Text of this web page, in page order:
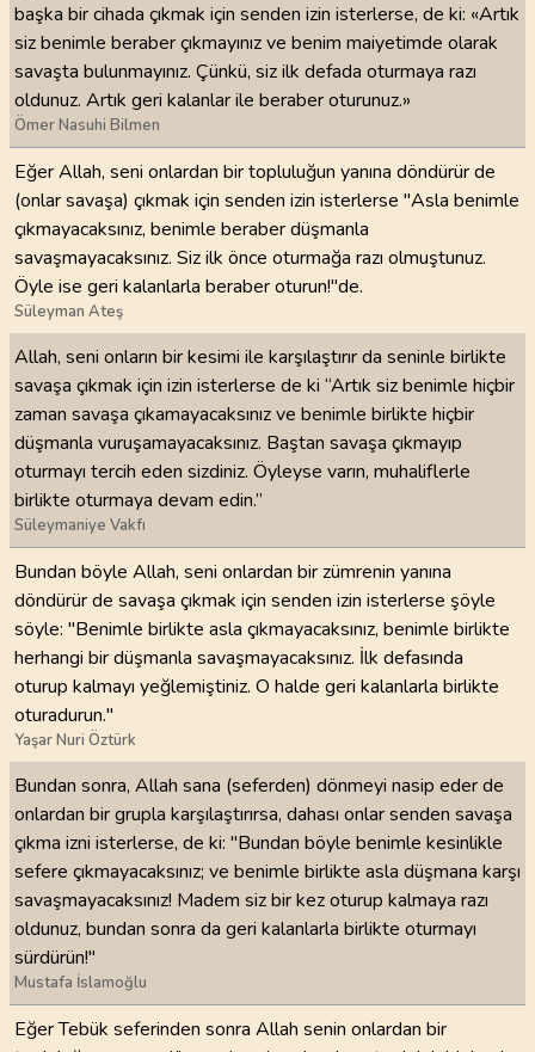
başka bir cihada çıkmak için senden izin isterlerse, de ki: «Artık
siz benimle beraber çıkmayınız ve benim maiyetimde olarak
savaşta bulunmayınız. Çünkü, siz ilk defada oturmaya razı
oldunuz. Artık geri kalanlar ile beraber oturunuz.»
Ömer Nasuhi Bilmen
Eğer Allah, seni onlardan bir topluluğun yanına döndürür de
(onlar savaşa) çıkmak için senden izin isterlerse "Asla benimle
çıkmayacaksınız, benimle beraber düşmanla
savaşmayacaksınız. Siz ilk önce oturmağa razı olmuştunuz.
Öyle ise geri kalanlarla beraber oturun!"de.
Süleyman Ateş
Allah, seni onların bir kesimi ile karşılaştırır da seninle birlikte
savaşa çıkmak için izin isterlerse de ki “Artık siz benimle hiçbir
zaman savaşa çıkamayacaksınız ve benimle birlikte hiçbir
düşmanla vuruşamayacaksınız. Baştan savaşa çıkmayıp
oturmayı tercih eden sizdiniz. Öyleyse varın, muhaliflerle
birlikte oturmaya devam edin.”
Süleymaniye Vakfı
Bundan böyle Allah, seni onlardan bir zümrenin yanına
döndürür de savaşa çıkmak için senden izin isterlerse şöyle
söyle: "Benimle birlikte asla çıkmayacaksınız, benimle birlikte
herhangi bir düşmanla savaşmayacaksınız. İlk defasında
oturup kalmayı yeğlemiştiniz. O halde geri kalanlarla birlikte
oturadurun."
Yaşar Nuri Öztürk
Bundan sonra, Allah sana (seferden) dönmeyi nasip eder de
onlardan bir grupla karşılaştırırsa, dahası onlar senden savaşa
çıkma izni isterlerse, de ki: "Bundan böyle benimle kesinlikle
sefere çıkmayacaksınız; ve benimle birlikte asla düşmana karşı
savaşmayacaksınız! Madem siz bir kez oturup kalmaya razı
oldunuz, bundan sonra da geri kalanlarla birlikte oturmayı
sürdürün!"
Mustafa İslamoğlu
Eğer Tebük seferinden sonra Allah senin onlardan bir